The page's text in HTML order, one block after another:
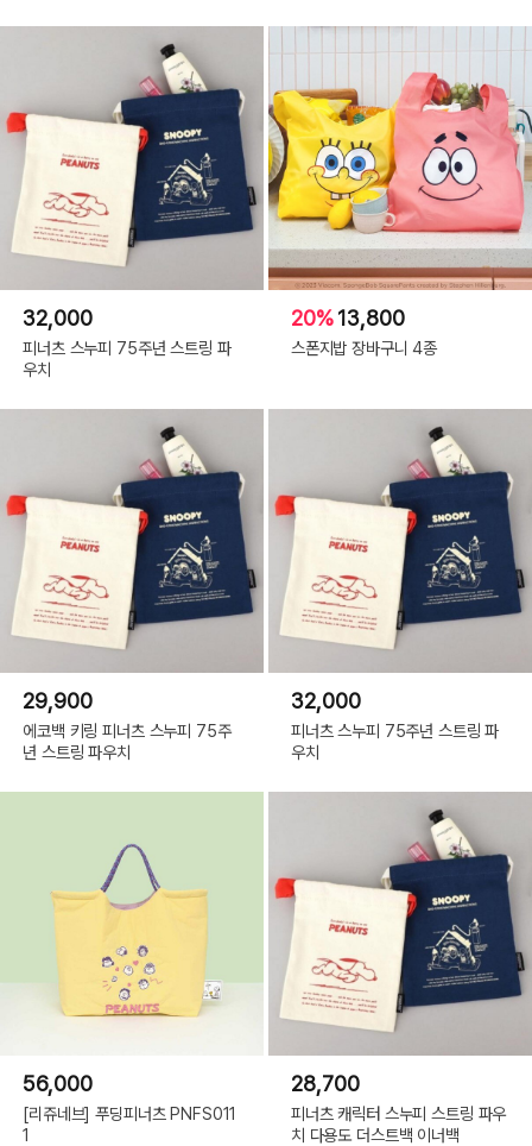
32,000
피너츠 스누피 75주년 스트링 파
우치
20%13,800
스폰지밥 장바구니 4종
29,900
에코백 키링 피너츠 스누피 75주
년 스트링 파우치
32,000
피너츠 스누피 75주년 스트링 파
우치
56,000
[리쥬네브] 푸딩피너츠 PNFS011
1
28,700
피너츠 캐릭터 스누피 스트링 파우
치 다용도 더스트백 이너백